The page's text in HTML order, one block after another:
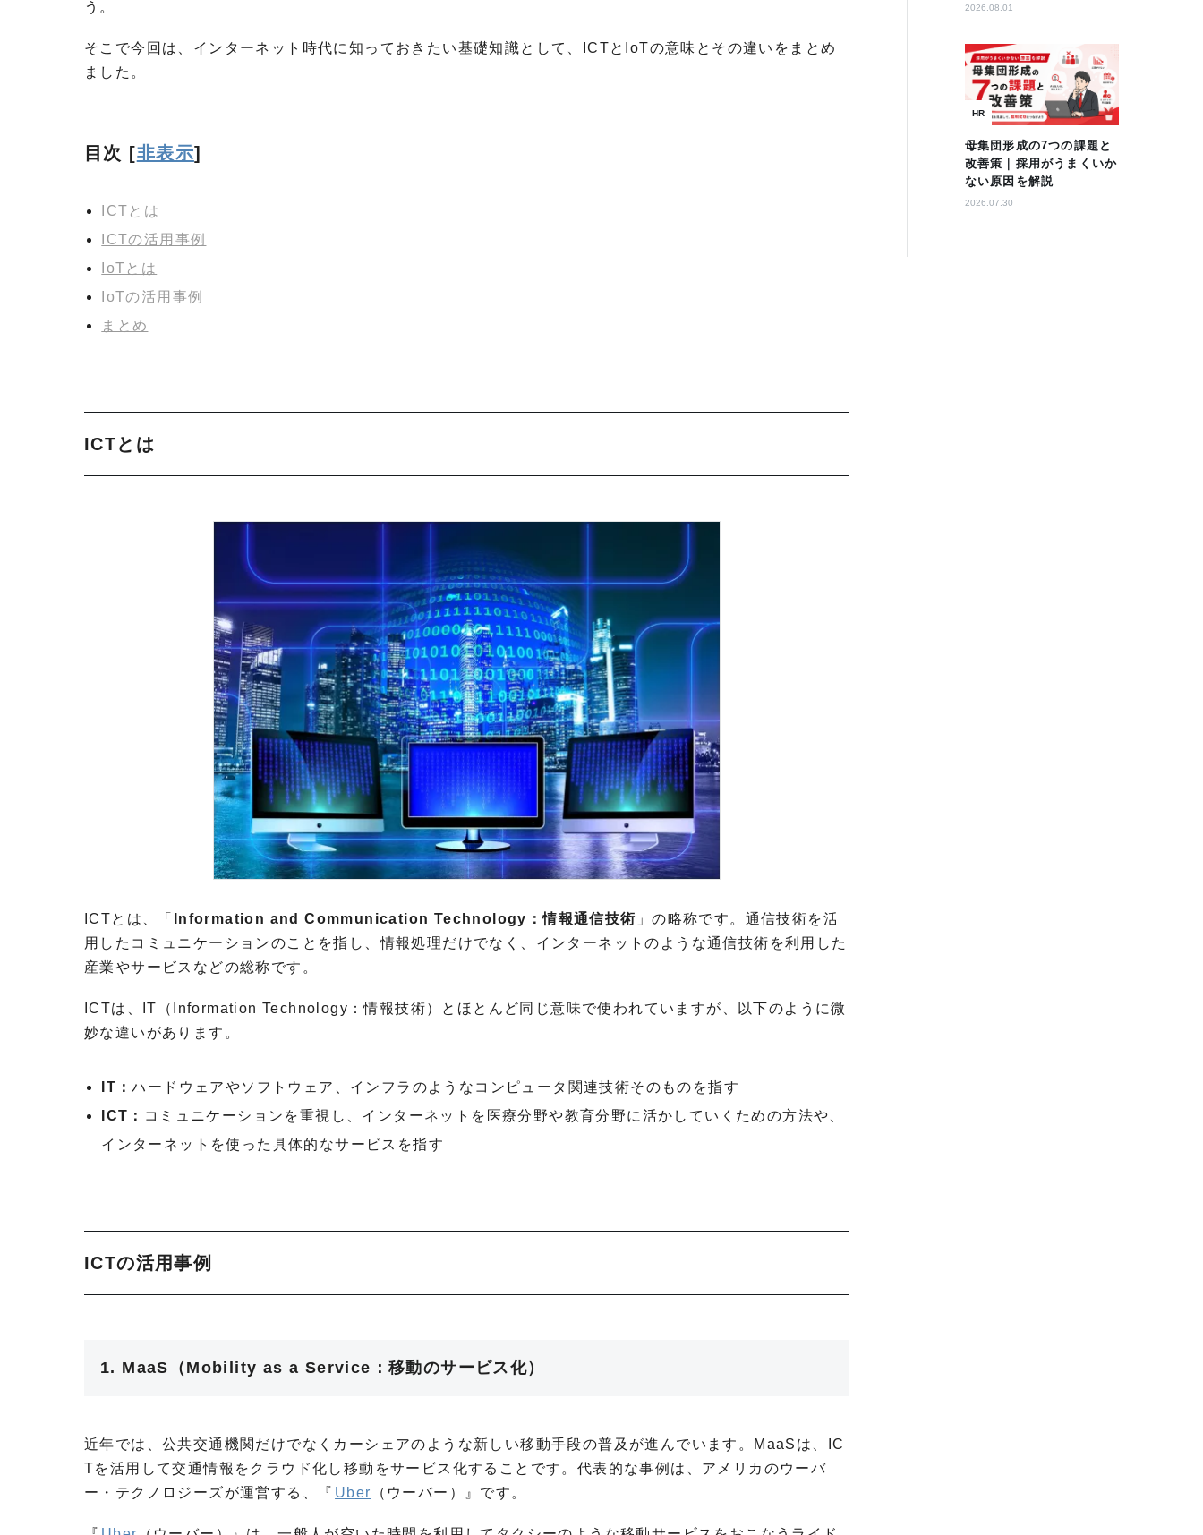
う。
そこで今回は、インターネット時代に知っておきたい基礎知識として、ICTとIoTの意味とその違いをまとめ
ました。
目次 [非表示]
ICTとは
ICTの活用事例
IoTとは
IoTの活用事例
まとめ
ICTとは
ICTとは、「 Information and Communication Technology：情報通信技術 」の略称です。通信技術を活
用したコミュニケーションのことを指し、情報処理だけでなく、インターネットのような通信技術を利用した
産業やサービスなどの総称です。
ICTは、IT（Information Technology：情報技術）とほとんど同じ意味で使われていますが、以下のように微
妙な違いがあります。
IT：ハードウェアやソフトウェア、インフラのようなコンピュータ関連技術そのものを指す
ICT： コミュニケーションを重視し、インターネットを医療分野や教育分野に活かしていくための方法や、
インターネットを使った具体的なサービスを指す
ICTの活用事例
1. MaaS（Mobility as a Service：移動のサービス化）
近年では、公共交通機関だけでなくカーシェアのような新しい移動手段の普及が進んでいます。MaaSは、IC
Tを活用して交通情報をクラウド化し移動をサービス化することです。代表的な事例は、アメリカのウーバ
ー・テクノロジーズが運営する、『 Uber （ウーバー）』です。
2026.08.01
HR
母集団形成の7つの課題と
改善策｜採用がうまくいか
ない原因を解説
2026.07.30